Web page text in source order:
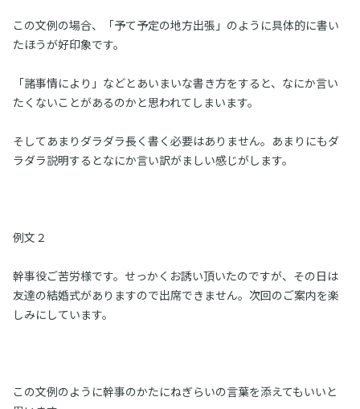
この文例の場合、「予て予定の地方出張」のように具体的に書い
たほうが好印象です。
「諸事情により」などとあいまいな書き方をすると、なにか言い
たくないことがあるのかと思われてしまいます。
そしてあまりダラダラ長く書く必要はありません。あまりにもダ
ラダラ説明するとなにか言い訳がましい感じがします。
例文２
幹事役ご苦労様です。せっかくお誘い頂いたのですが、その日は
友達の結婚式がありますので出席できません。次回のご案内を楽
しみにしています。
この文例のように幹事のかたにねぎらいの言葉を添えてもいいと